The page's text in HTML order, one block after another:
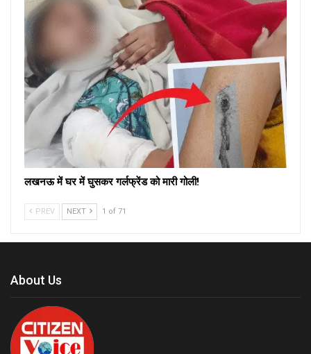
लखनऊ में घर में घुसकर गर्लफ्रेंड को मारी गोली!
PREV NEXT 1 of 71
About Us